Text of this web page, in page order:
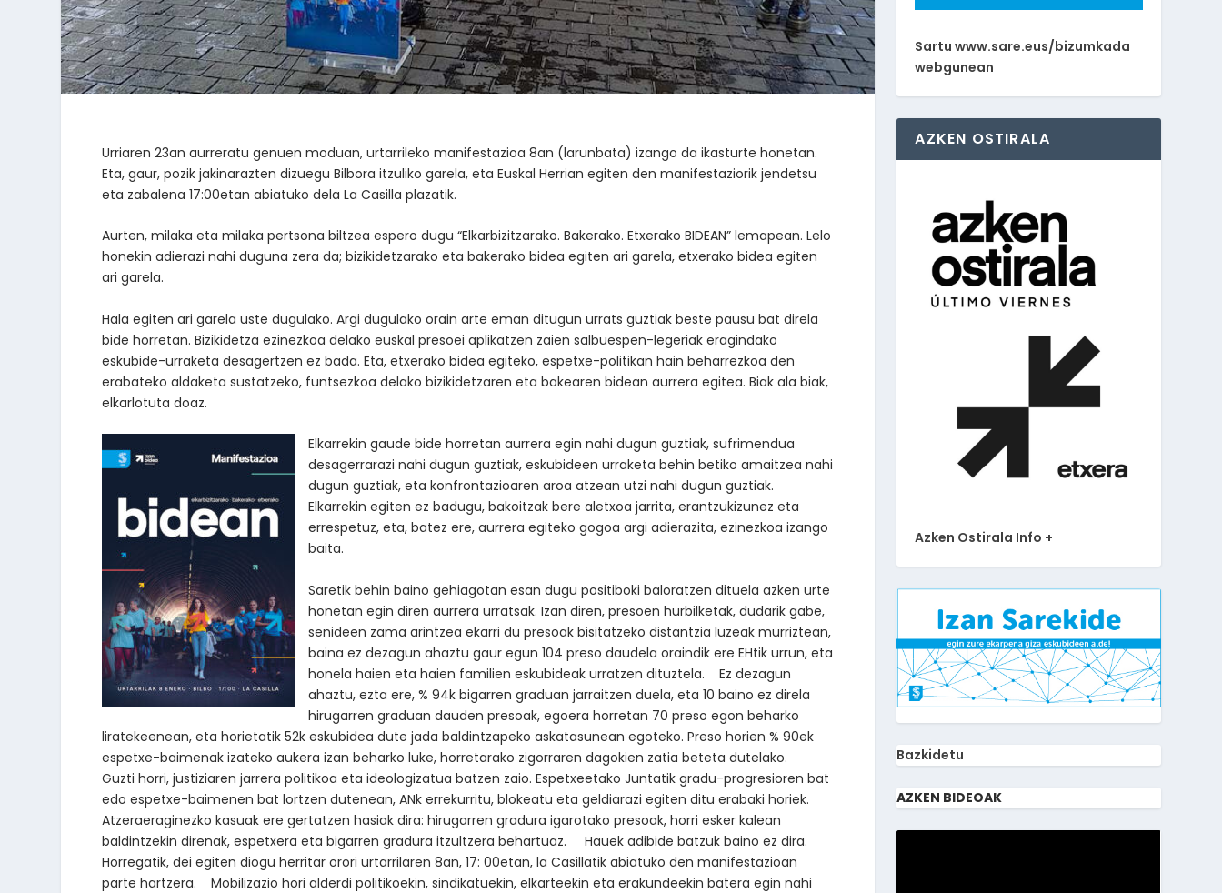
Urriaren 23an aurreratu genuen moduan, urtarrileko manifestazioa 8an (larunbata) izango da ikasturte honetan.
Eta, gaur, pozik jakinarazten dizuegu Bilbora itzuliko garela, eta Euskal Herrian egiten den manifestaziorik jendetsu
eta zabalena 17:00etan abiatuko dela La Casilla plazatik.
Aurten, milaka eta milaka pertsona biltzea espero dugu “Elkarbizitzarako. Bakerako. Etxerako BIDEAN” lemapean. Lelo
honekin adierazi nahi duguna zera da; bizikidetzarako eta bakerako bidea egiten ari garela, etxerako bidea egiten
ari garela.
Hala egiten ari garela uste dugulako. Argi dugulako orain arte eman ditugun urrats guztiak beste pausu bat direla
bide horretan. Bizikidetza ezinezkoa delako euskal presoei aplikatzen zaien salbuespen-legeriak eragindako
eskubide-urraketa desagertzen ez bada. Eta, etxerako bidea egiteko, espetxe-politikan hain beharrezkoa den
erabateko aldaketa sustatzeko, funtsezkoa delako bizikidetzaren eta bakearen bidean aurrera egitea. Biak ala biak,
elkarlotuta doaz.
Elkarrekin gaude bide horretan aurrera egin nahi dugun guztiak, sufrimendua
desagerrarazi nahi dugun guztiak, eskubideen urraketa behin betiko amaitzea nahi
dugun guztiak, eta konfrontazioaren aroa atzean utzi nahi dugun guztiak.
Elkarrekin egiten ez badugu, bakoitzak bere aletxoa jarrita, erantzukizunez eta
errespetuz, eta, batez ere, aurrera egiteko gogoa argi adierazita, ezinezkoa izango
baita.
Saretik behin baino gehiagotan esan dugu positiboki baloratzen dituela azken urte
honetan egin diren aurrera urratsak. Izan diren, presoen hurbilketak, dudarik gabe,
senideen zama arintzea ekarri du presoak bisitatzeko distantzia luzeak murriztean,
baina ez dezagun ahaztu gaur egun 104 preso daudela oraindik ere EHtik urrun, eta
honela haien eta haien familien eskubideak urratzen dituztela. Ez dezagun
ahaztu, ezta ere, % 94k bigarren graduan jarraitzen duela, eta 10 baino ez direla
hirugarren graduan dauden presoak, egoera horretan 70 preso egon beharko
liratekeenean, eta horietatik 52k eskubidea dute jada baldintzapeko askatasunean egoteko. Preso horien % 90ek
espetxe-baimenak izateko aukera izan beharko luke, horretarako zigorraren dagokien zatia beteta dutelako.
Guzti horri, justiziaren jarrera politikoa eta ideologizatua batzen zaio. Espetxeetako Juntatik gradu-progresioren bat
edo espetxe-baimenen bat lortzen dutenean, ANk errekurritu, blokeatu eta geldiarazi egiten ditu erabaki horiek.
Atzeraeraginezko kasuak ere gertatzen hasiak dira: hirugarren gradura igarotako presoak, horri esker kalean
baldintzekin direnak, espetxera eta bigarren gradura itzultzera behartuaz. Hauek adibide batzuk baino ez dira.
Horregatik, dei egiten diogu herritar orori urtarrilaren 8an, 17: 00etan, la Casillatik abiatuko den manifestazioan
parte hartzera. Mobilizazio hori alderdi politikoekin, sindikatuekin, elkarteekin eta erakundeekin batera egin nahi
Sartu www.sare.eus/bizumkada
webgunean
AZKEN OSTIRALA
Azken Ostirala Info +
Bazkidetu
AZKEN BIDEOAK